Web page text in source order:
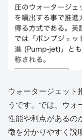
ウォータージェット
うです。では、ウォ
性能や利点があるの
徴を分かりやすく説